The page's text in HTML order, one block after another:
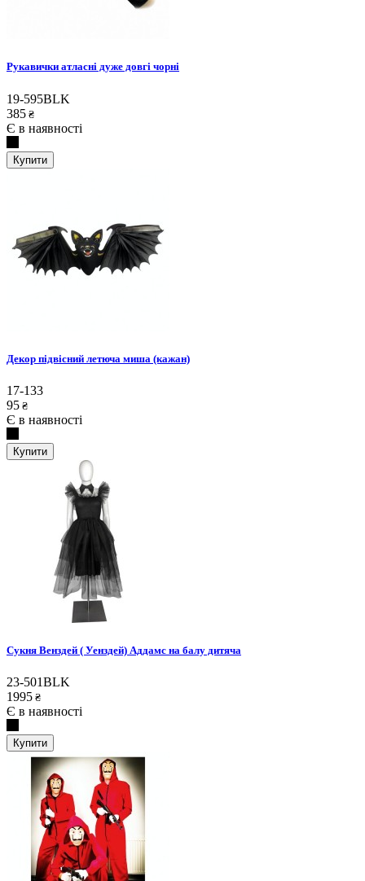
Рукавички атласні дуже довгі чорні
19-595BLK
385 ₴
Є в наявності
Купити
Декор підвісний летюча миша (кажан)
17-133
95 ₴
Є в наявності
Купити
Сукня Венздей ( Уенздей) Аддамс на балу дитяча
23-501BLK
1995 ₴
Є в наявності
Купити